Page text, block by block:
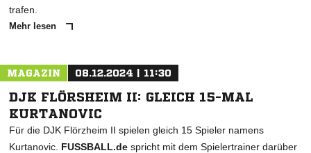
trafen.
Mehr lesen
MAGAZIN 08.12.2024 | 11:30
DJK FLÖRSHEIM II: GLEICH 15-MAL
KURTANOVIC
Für die DJK Flörzheim II spielen gleich 15 Spieler namens
Kurtanovic. FUSSBALL.de spricht mit dem Spielertrainer darüber